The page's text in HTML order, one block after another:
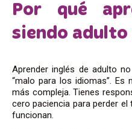
Por qué
siendo
Aprender inglés de adulto
“malo para los idiomas”.
más compleja. Tienes
cero paciencia para perder
funcionan.